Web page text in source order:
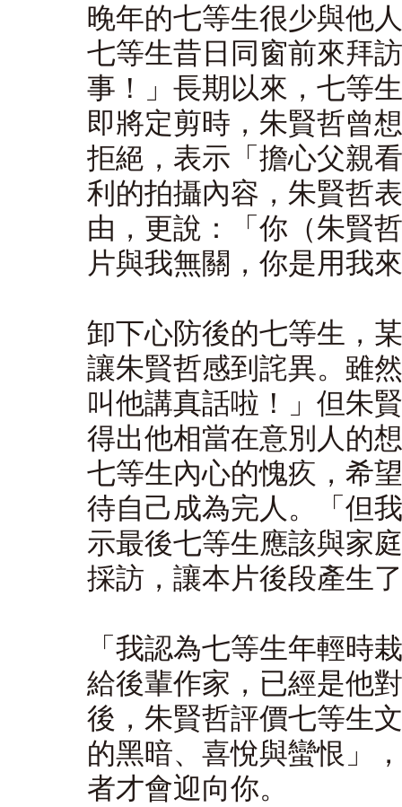
晚年的七等生很少與他
七等生昔日同窗前來拜
事！」長期以來，七等
即將定剪時，朱賢哲曾
拒絕，表示「擔心父親
利的拍攝內容，朱賢哲
由，更說：「你（朱賢
片與我無關，你是用我
卸下心防後的七等生，
讓朱賢哲感到詫異。雖
叫他講真話啦！」但朱
得出他相當在意別人的
七等生內心的愧疚，希
待自己成為完人。「但
示最後七等生應該與家
採訪，讓本片後段產生
「我認為七等生年輕時
給後輩作家，已經是他
後，朱賢哲評價七等生
的黑暗、喜悅與蠻恨」
者才會迎向你。